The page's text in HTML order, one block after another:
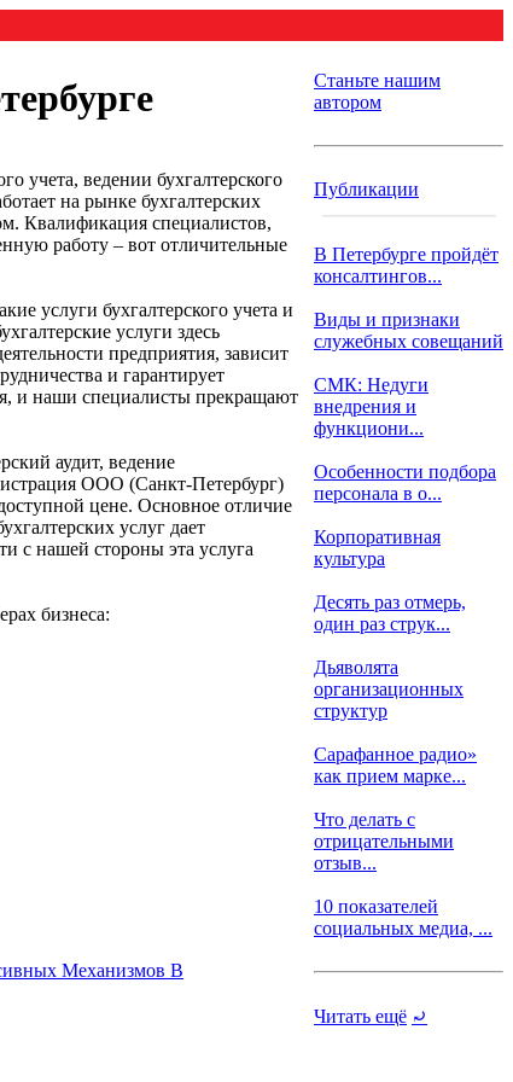
учета, ведении бухгалтерского
на рынке бухгалтерских
Квалификация специалистов,
работу – вот отличительные
услуги бухгалтерского учета и
услуги здесь
предприятия, зависит
и гарантирует
и наши специалисты прекращают
аудит, ведение
ООО (Санкт-Петербург)
цене. Основное отличие
услуг дает
с нашей стороны эта услуга
бизнеса:
Механизмов В
Станьте нашим
автором
Публикации
В Петербурге пройдёт
консалтингов...
Виды и признаки
служебных совещаний
СМК: Недуги
внедрения и
функциони...
Особенности подбора
персонала в о...
Корпоративная
культура
Десять раз отмерь,
один раз струк...
Дьяволята
организационных
структур
Сарафанное радио»
как прием марке...
Что делать с
отрицательными
отзыв...
10 показателей
социальных медиа, ...
Читать ещё ⤾